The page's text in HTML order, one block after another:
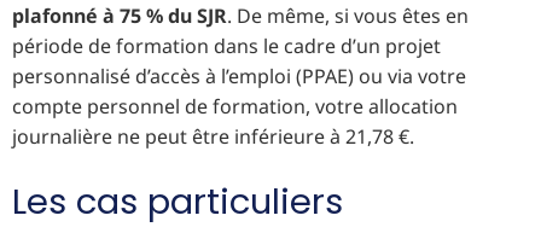
plafonné à 75 % du SJR. De même, si vous êtes en
période de formation dans le cadre d’un projet
personnalisé d’accès à l’emploi (PPAE) ou via votre
compte personnel de formation, votre allocation
journalière ne peut être inférieure à 21,78 €.
Les cas particuliers